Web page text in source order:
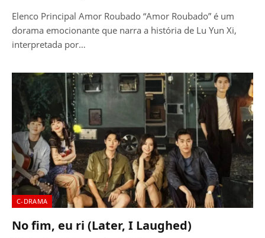
Elenco Principal Amor Roubado “Amor Roubado” é um
dorama emocionante que narra a história de Lu Yun Xi,
interpretada por…
C-DRAMA
No fim, eu ri (Later, I Laughed)